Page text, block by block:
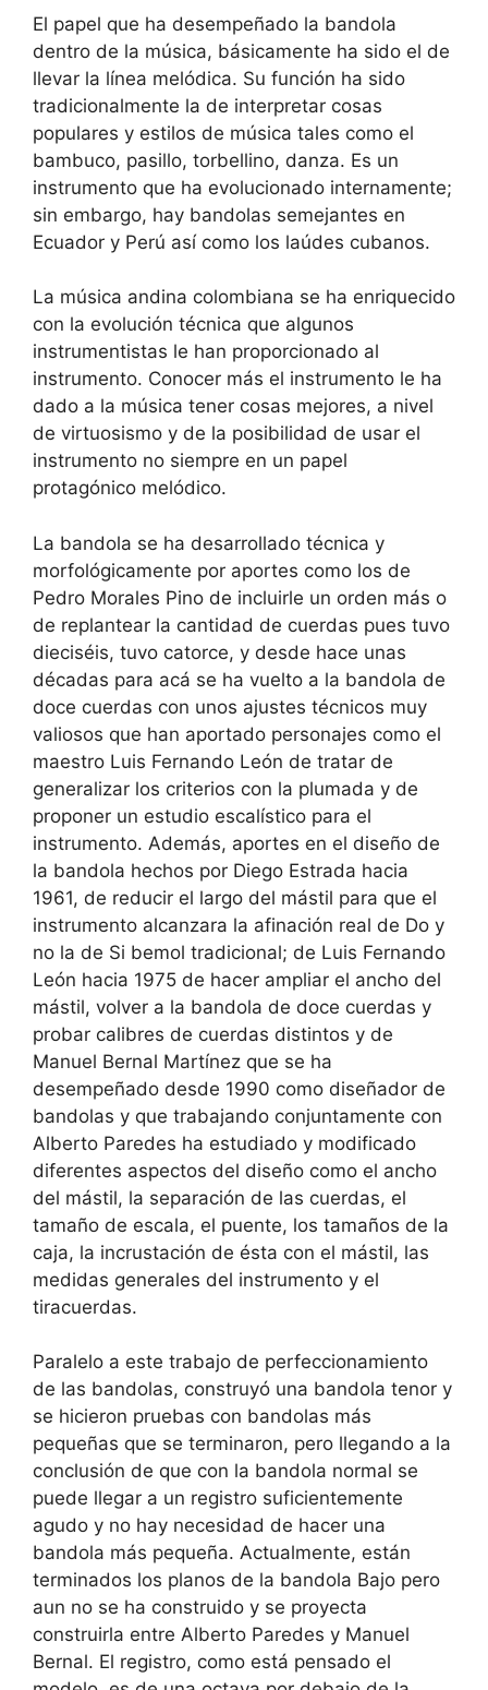
El papel que ha desempeñado la bandola
dentro de la música, básicamente ha sido el de
llevar la línea melódica. Su función ha sido
tradicionalmente la de interpretar cosas
populares y estilos de música tales como el
bambuco, pasillo, torbellino, danza. Es un
instrumento que ha evolucionado internamente;
sin embargo, hay bandolas semejantes en
Ecuador y Perú así como los laúdes cubanos.
La música andina colombiana se ha enriquecido
con la evolución técnica que algunos
instrumentistas le han proporcionado al
instrumento. Conocer más el instrumento le ha
dado a la música tener cosas mejores, a nivel
de virtuosismo y de la posibilidad de usar el
instrumento no siempre en un papel
protagónico melódico.
La bandola se ha desarrollado técnica y
morfológicamente por aportes como los de
Pedro Morales Pino de incluirle un orden más o
de replantear la cantidad de cuerdas pues tuvo
dieciséis, tuvo catorce, y desde hace unas
décadas para acá se ha vuelto a la bandola de
doce cuerdas con unos ajustes técnicos muy
valiosos que han aportado personajes como el
maestro Luis Fernando León de tratar de
generalizar los criterios con la plumada y de
proponer un estudio escalístico para el
instrumento. Además, aportes en el diseño de
la bandola hechos por Diego Estrada hacia
1961, de reducir el largo del mástil para que el
instrumento alcanzara la afinación real de Do y
no la de Si bemol tradicional; de Luis Fernando
León hacia 1975 de hacer ampliar el ancho del
mástil, volver a la bandola de doce cuerdas y
probar calibres de cuerdas distintos y de
Manuel Bernal Martínez que se ha
desempeñado desde 1990 como diseñador de
bandolas y que trabajando conjuntamente con
Alberto Paredes ha estudiado y modificado
diferentes aspectos del diseño como el ancho
del mástil, la separación de las cuerdas, el
tamaño de escala, el puente, los tamaños de la
caja, la incrustación de ésta con el mástil, las
medidas generales del instrumento y el
tiracuerdas.
Paralelo a este trabajo de perfeccionamiento
de las bandolas, construyó una bandola tenor y
se hicieron pruebas con bandolas más
pequeñas que se terminaron, pero llegando a la
conclusión de que con la bandola normal se
puede llegar a un registro suficientemente
agudo y no hay necesidad de hacer una
bandola más pequeña. Actualmente, están
terminados los planos de la bandola Bajo pero
aun no se ha construido y se proyecta
construirla entre Alberto Paredes y Manuel
Bernal. El registro, como está pensado el